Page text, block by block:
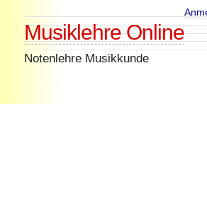
content
Musiklehre Online
Notenlehre Musikkunde